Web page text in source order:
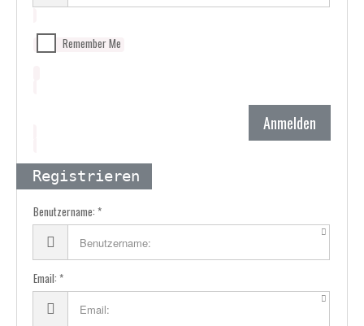
Remember Me
Anmelden
Registrieren
Benutzername:
Email: